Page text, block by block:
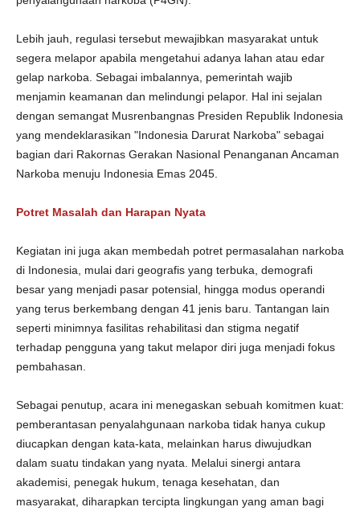
Lebih jauh, regulasi tersebut mewajibkan masyarakat untuk
segera melapor apabila mengetahui adanya lahan atau edar
gelap narkoba. Sebagai imbalannya, pemerintah wajib
menjamin keamanan dan melindungi pelapor. Hal ini sejalan
dengan semangat Musrenbangnas Presiden Republik Indonesia
yang mendeklarasikan "Indonesia Darurat Narkoba" sebagai
bagian dari Rakornas Gerakan Nasional Penanganan Ancaman
Narkoba menuju Indonesia Emas 2045.
Potret Masalah dan Harapan Nyata
Kegiatan ini juga akan membedah potret permasalahan narkoba
di Indonesia, mulai dari geografis yang terbuka, demografi
besar yang menjadi pasar potensial, hingga modus operandi
yang terus berkembang dengan 41 jenis baru. Tantangan lain
seperti minimnya fasilitas rehabilitasi dan stigma negatif
terhadap pengguna yang takut melapor diri juga menjadi fokus
pembahasan.
Sebagai penutup, acara ini menegaskan sebuah komitmen kuat:
pemberantasan penyalahgunaan narkoba tidak hanya cukup
diucapkan dengan kata-kata, melainkan harus diwujudkan
dalam suatu tindakan yang nyata. Melalui sinergi antara
akademisi, penegak hukum, tenaga kesehatan, dan
masyarakat, diharapkan tercipta lingkungan yang aman bagi